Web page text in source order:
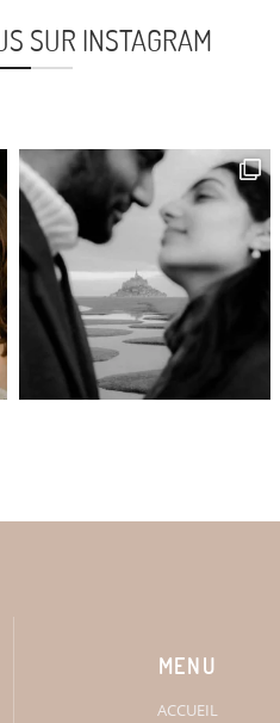
SUR INSTAGRAM
MENU
ACCUEIL